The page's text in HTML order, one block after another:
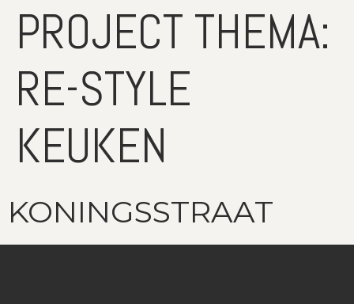
PROJECT THEMA:
RE-STYLE
KEUKEN
KONINGSSTRAAT